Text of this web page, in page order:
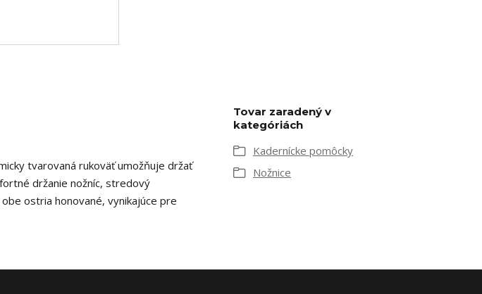
tvarovaná rukoväť umožňuje držať
držanie nožníc, stredový
ostria honované, vynikajúce pre
Tovar zaradený v
kategóriách
Kadernícke pomôcky
Nožnice